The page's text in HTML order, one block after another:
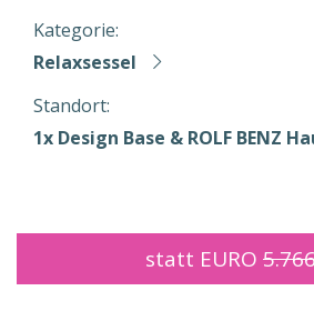
Kategorie:
Relaxsessel
Standort:
1x Design Base & ROLF BENZ
statt EURO